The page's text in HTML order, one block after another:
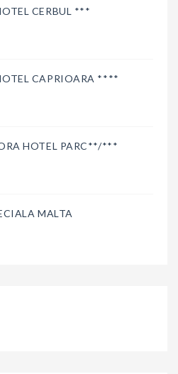
CERBUL ***
CAPRIOARA ****
HOTEL PARC**/***
MALTA